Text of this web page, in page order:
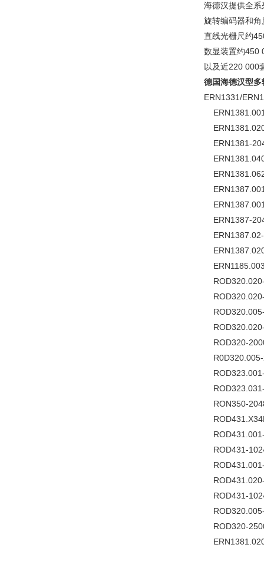
海德汉提供全
旋转编码器和
直线光栅尺约
数显装置约450
以及近220 000
德国海德汉型多
ERN1331/
ERN1381-
ERN1387-
ROD320-
R0D320.005-
RON350-
ROD431-
ROD431-
ROD320-